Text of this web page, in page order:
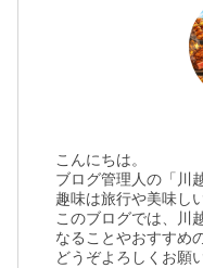
こんにちは。
ブログ管理人の「川
趣味は旅行や美味し
このブログでは、川
なることやおすすめ
どうぞよろしくお願